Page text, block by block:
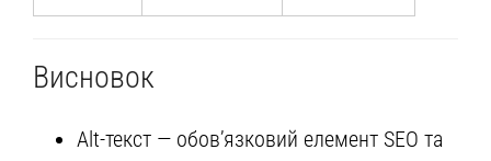
Висновок
Alt-текст — обов’язковий елемент SEO та